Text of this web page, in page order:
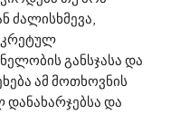
ძალისხმევა,
განსჯასა და
ამ მოთხოვნის
დანახარჯებსა და